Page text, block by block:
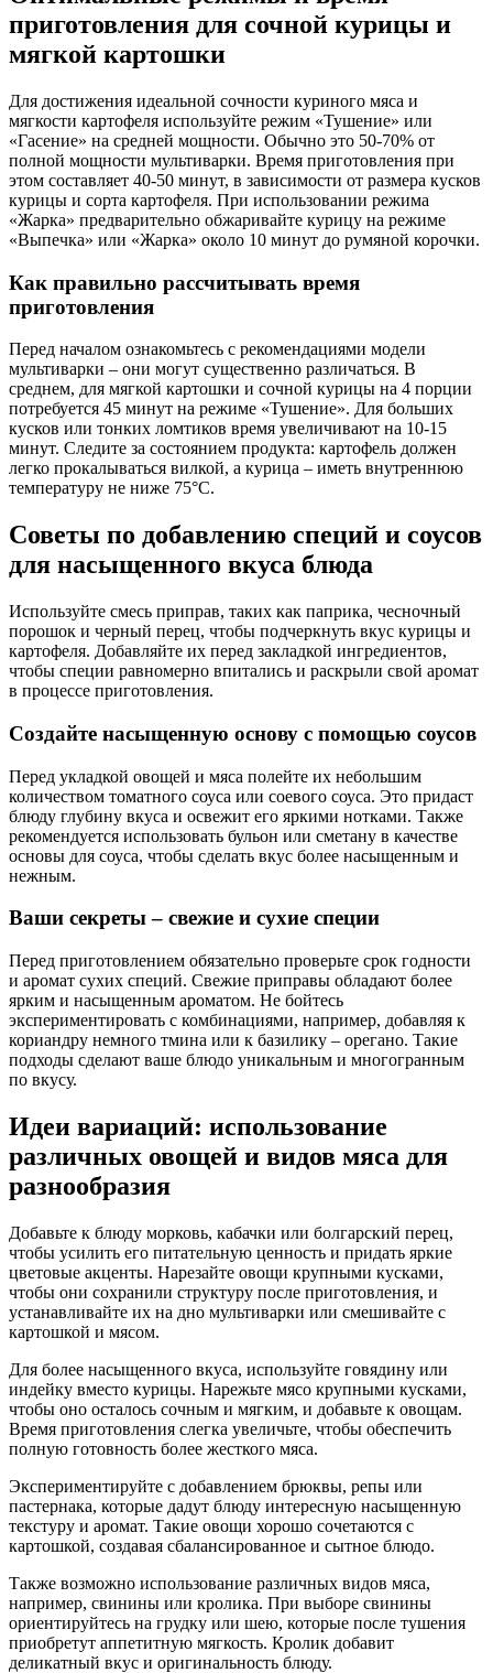
приготовления для сочной курицы и
мягкой картошки
Для достижения идеальной сочности куриного мяса и
мягкости картофеля используйте режим «Тушение» или
«Гасение» на средней мощности. Обычно это 50-70% от
полной мощности мультиварки. Время приготовления при
этом составляет 40-50 минут, в зависимости от размера кусков
курицы и сорта картофеля. При использовании режима
«Жарка» предварительно обжаривайте курицу на режиме
«Выпечка» или «Жарка» около 10 минут до румяной корочки.
Как правильно рассчитывать время
приготовления
Перед началом ознакомьтесь с рекомендациями модели
мультиварки – они могут существенно различаться. В
среднем, для мягкой картошки и сочной курицы на 4 порции
потребуется 45 минут на режиме «Тушение». Для больших
кусков или тонких ломтиков время увеличивают на 10-15
минут. Следите за состоянием продукта: картофель должен
легко прокалываться вилкой, а курица – иметь внутреннюю
температуру не ниже 75°C.
Советы по добавлению специй и соусов
для насыщенного вкуса блюда
Используйте смесь приправ, таких как паприка, чесночный
порошок и черный перец, чтобы подчеркнуть вкус курицы и
картофеля. Добавляйте их перед закладкой ингредиентов,
чтобы специи равномерно впитались и раскрыли свой аромат
в процессе приготовления.
Создайте насыщенную основу с помощью соусов
Перед укладкой овощей и мяса полейте их небольшим
количеством томатного соуса или соевого соуса. Это придаст
блюду глубину вкуса и освежит его яркими нотками. Также
рекомендуется использовать бульон или сметану в качестве
основы для соуса, чтобы сделать вкус более насыщенным и
нежным.
Ваши секреты – свежие и сухие специи
Перед приготовлением обязательно проверьте срок годности
и аромат сухих специй. Свежие приправы обладают более
ярким и насыщенным ароматом. Не бойтесь
экспериментировать с комбинациями, например, добавляя к
кориандру немного тмина или к базилику – орегано. Такие
подходы сделают ваше блюдо уникальным и многогранным
по вкусу.
Идеи вариаций: использование
различных овощей и видов мяса для
разнообразия
Добавьте к блюду морковь, кабачки или болгарский перец,
чтобы усилить его питательную ценность и придать яркие
цветовые акценты. Нарезайте овощи крупными кусками,
чтобы они сохранили структуру после приготовления, и
устанавливайте их на дно мультиварки или смешивайте с
картошкой и мясом.
Для более насыщенного вкуса, используйте говядину или
индейку вместо курицы. Нарежьте мясо крупными кусками,
чтобы оно осталось сочным и мягким, и добавьте к овощам.
Время приготовления слегка увеличьте, чтобы обеспечить
полную готовность более жесткого мяса.
Экспериментируйте с добавлением брюквы, репы или
пастернака, которые дадут блюду интересную насыщенную
текстуру и аромат. Такие овощи хорошо сочетаются с
картошкой, создавая сбалансированное и сытное блюдо.
Также возможно использование различных видов мяса,
например, свинины или кролика. При выборе свинины
ориентируйтесь на грудку или шею, которые после тушения
приобретут аппетитную мягкость. Кролик добавит
деликатный вкус и оригинальность блюду.